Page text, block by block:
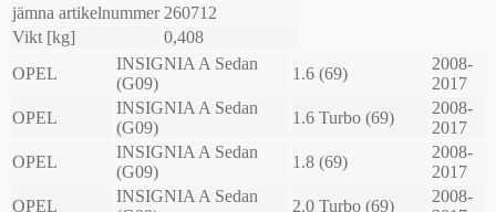
jämna artikelnummer 260712
Vikt [kg]
0,408
OPEL
INSIGNIA A Sedan
(G09)
1.6 (69)
2008-
2017
OPEL
INSIGNIA A Sedan
(G09)
1.6 Turbo (69)
2008-
2017
OPEL
INSIGNIA A Sedan
(G09)
1.8 (69)
2008-
2017
OPEL
INSIGNIA A Sedan
2.0 Turbo (69)
2008-